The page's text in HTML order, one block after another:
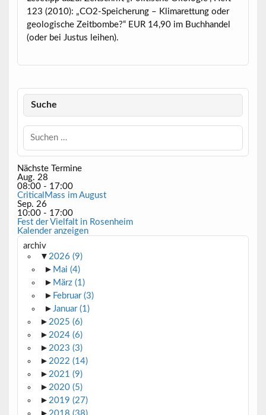
123 (2010): „CO2-Speicherung – Klimarettung oder
geologische Zeitbombe?“ EUR 14,90 im Buchhandel
(oder bei Justus leihen).
Suche
Nächste Termine
Aug. 28
08:00- 17:00
CriticalMass im August
Sep. 26
10:00- 17:00
Fest der Vielfalt in Rosenheim
Kalender anzeigen
archiv
▼ 2026 (9)
► Mai(4)
► März(1)
► Februar(3)
►Januar(1)
► 2025 (6)
► 2024 (6)
► 2023 (3)
► 2022 (14)
► 2021 (9)
► 2020 (5)
► 2019 (27)